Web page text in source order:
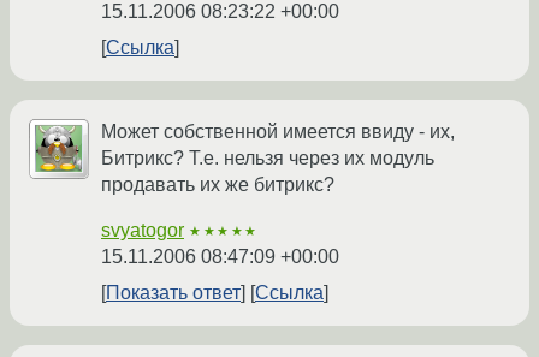
15.11.2006 08:23:22 +00:00
Ссылка
Может собственной имеется ввиду - их,
Битрикс? Т.е. нельзя через их модуль
продавать их же битрикс?
svyatogor ★★★★★
15.11.2006 08:47:09 +00:00
Показать ответ
Ссылка